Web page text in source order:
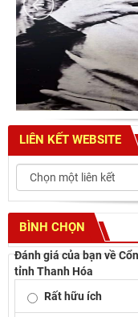
LIÊN KẾT WEBSITE
BÌNH CHỌN
Đánh giá của bạn về
tỉnh Thanh Hóa
Rất hữu ích